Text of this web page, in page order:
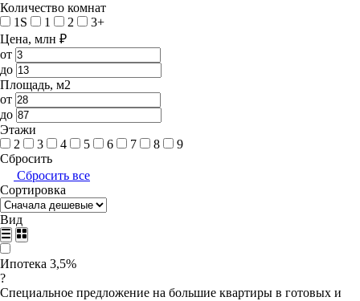
Количество комнат
1S
1 2
3+
Цена, млн ₽
от
до
Площадь, м2
от
до
Этажи
2
3 4 5 6 7 8
9
Сбросить
Сбросить все
Сортировка
Вид
Ипотека 3,5%
?
Специальное предложение на большие квартиры в готовых и